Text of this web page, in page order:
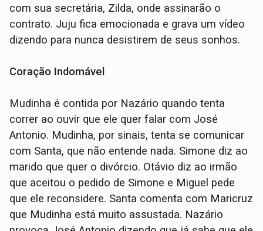
com sua secretária, Zilda, onde assinarão o
contrato. Juju fica emocionada e grava um vídeo
dizendo para nunca desistirem de seus sonhos.
Coração Indomável
Mudinha é contida por Nazário quando tenta
correr ao ouvir que ele quer falar com José
Antonio. Mudinha, por sinais, tenta se comunicar
com Santa, que não entende nada. Simone diz ao
marido que quer o divórcio. Otávio diz ao irmão
que aceitou o pedido de Simone e Miguel pede
que ele reconsidere. Santa comenta com Maricruz
que Mudinha está muito assustada. Nazário